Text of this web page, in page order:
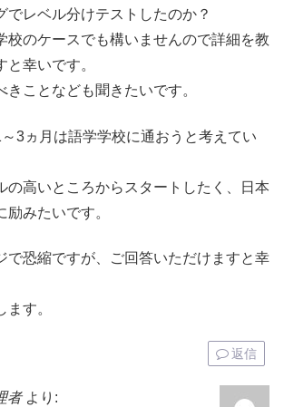
でレベル分けテストしたのか？
校のケースでも構いませんので詳細を教
と幸いです。
きことなども聞きたいです。
3ヵ月は語学学校に通おうと考えてい
の高いところからスタートしたく、日本
みたいです。
で恐縮ですが、ご回答いただけますと幸
す。
返信
者 より: